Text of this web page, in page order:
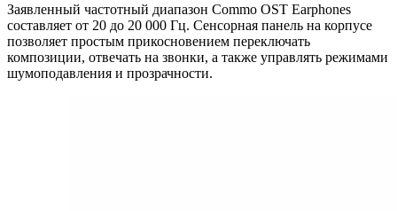
Заявленный частотный диапазон Commo OST Earphones
составляет от 20 до 20 000 Гц. Сенсорная панель на корпусе
позволяет простым прикосновением переключать
композиции, отвечать на звонки, а также управлять режимами
шумоподавления и прозрачности.